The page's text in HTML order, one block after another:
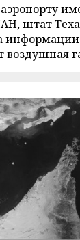
штат
информации
воздушная